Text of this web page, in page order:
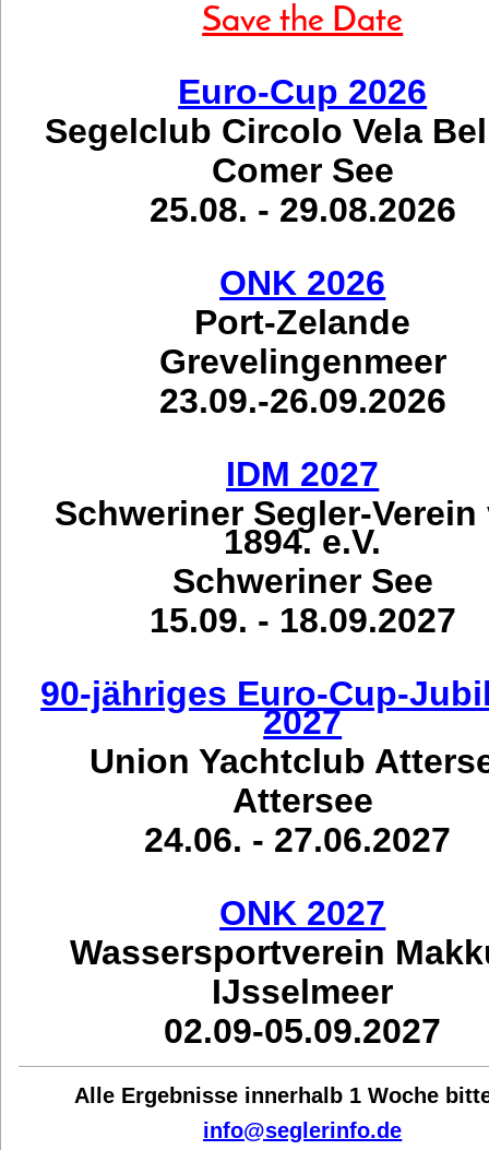
Save the Date
Euro-Cup 2026
Segelclub Circolo Vela
Comer See
25.08. - 29.08.2026
ONK 2026
Port-Zelande
Grevelingenmeer
23.09.-26.09.2026
IDM 2027
Schweriner Segler-Verein
1894. e.V.
Schweriner See
15.09. - 18.09.2027
90-jähriges Euro-Cup-
2027
Union Yachtclub
Attersee
24.06. - 27.06.2027
ONK 2027
Wassersportverein
IJsselmeer
02.09-05.09.2027
Alle Ergebnisse innerhalb 1 Woche bit
info@seglerinfo.de